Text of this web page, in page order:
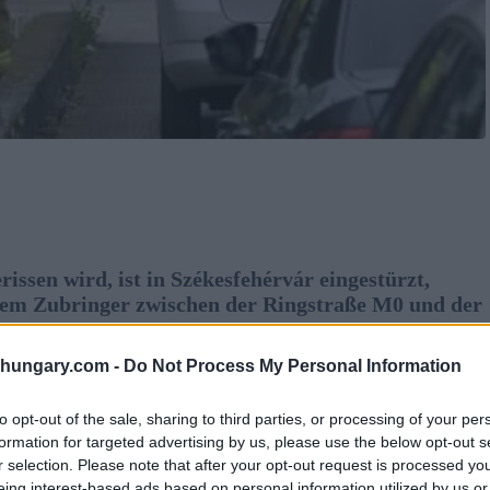
- Do Not Process My Personal Information
opt-out of the sale, sharing to third parties, or processing of your
for targeted advertising by us, please use the below opt-out
selection. Please note that after your opt-out request is processed
wird, ist in Székesfehérvár eingestürzt,
Zubringer zwischen der Ringstraße M0 und der
begrub eine Person unter den Trümmern, wie die
Der Bericht wurde vom stellvertretenden Sprecher